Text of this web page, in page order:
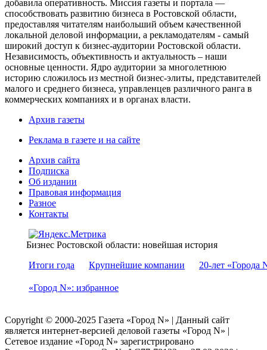
добавила оперативность. Миссия газеты и портала —
способствовать развитию бизнеса в Ростовской области,
предоставляя читателям наибольший объем качественной
локальной деловой информации, а рекламодателям - самый
широкий доступ к бизнес-аудитории Ростовской области.
Независимость, объективность и актуальность – наши
основные ценности. Ядро аудитории за многолетнюю
историю сложилось из местной бизнес-элиты, представителей
малого и среднего бизнеса, управленцев различного ранга в
коммерческих компаниях и в органах власти.
Архив газеты
Реклама в газете и на сайте
Архив сайта
Подписка
Об издании
Правовая информация
Разное
Контакты
Бизнес Ростовской области: новейшая история
Итоги года
Крупнейшие компании 20-лет «Города
«Город N»: избранное
Copyright © 2000-2025 Газета «Город N» | Данный сайт
является интернет-версией деловой газеты «Город N» |
Сетевое издание «Город N» зарегистрировано